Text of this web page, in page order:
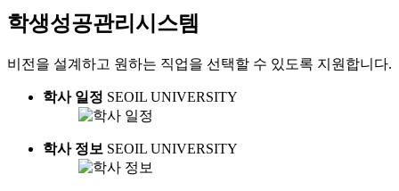
학생성공관리시스템
비전을 설계하고 원하는 직업을 선택할 수 있도록 지원합니다.
학사 일정 SEOIL UNIVERSITY
학사 정보 SEOIL UNIVERSITY